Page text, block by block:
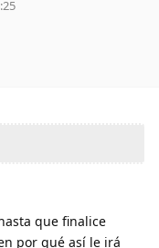
que finalice
por qué así le irá